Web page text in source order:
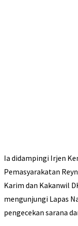
Ia didampingi Irjen
Pemasyarakatan
Karim dan Kakanwil
mengunjungi Lapas
pengecekan sarana